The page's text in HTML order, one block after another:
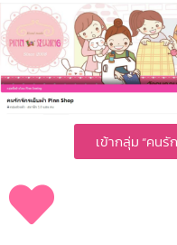
เข้ากลุ่ม “คนรั